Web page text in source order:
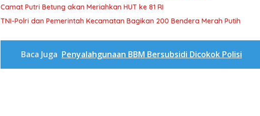
Camat Putri Betung akan Meriahkan HUT ke 81 RI
TNI-Polri dan Pemerintah Kecamatan Bagikan 200 Bendera Merah Putih
Baca Juga Penyalahgunaan BBM Bersubsidi Dicokok Polisi